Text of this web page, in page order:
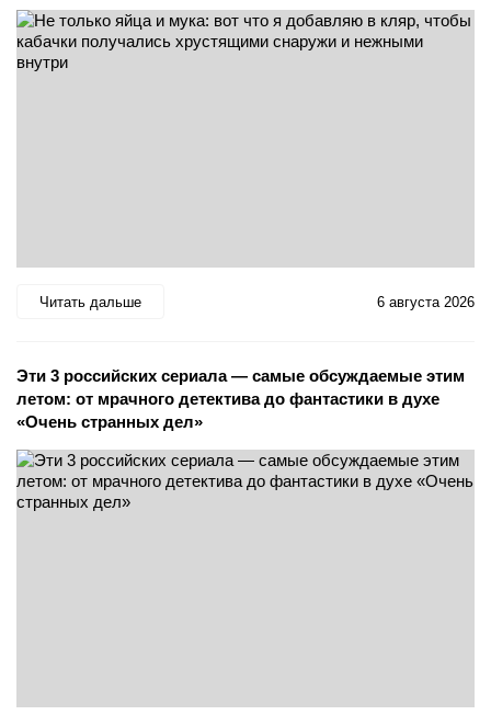
Читать дальше 6 августа 2026
Эти 3 российских сериала — самые обсуждаемые этим
летом: от мрачного детектива до фантастики в духе
«Очень странных дел»